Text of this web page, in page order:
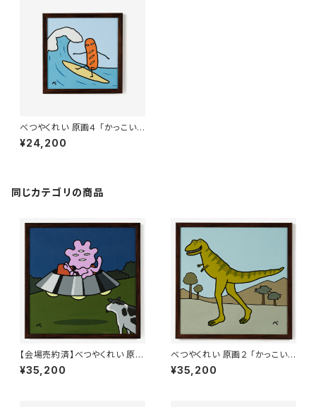
べつやくれい 原画４ 「かっこいい
¥24,200
同じカテゴリの商品
【会場売約済】べつやくれい 原画
１ 「かっこいいアブダクション」
額付き
¥35,200
べつやくれい 原画２ 「かっこいい
ティラノサウルス」 額付き
¥35,200